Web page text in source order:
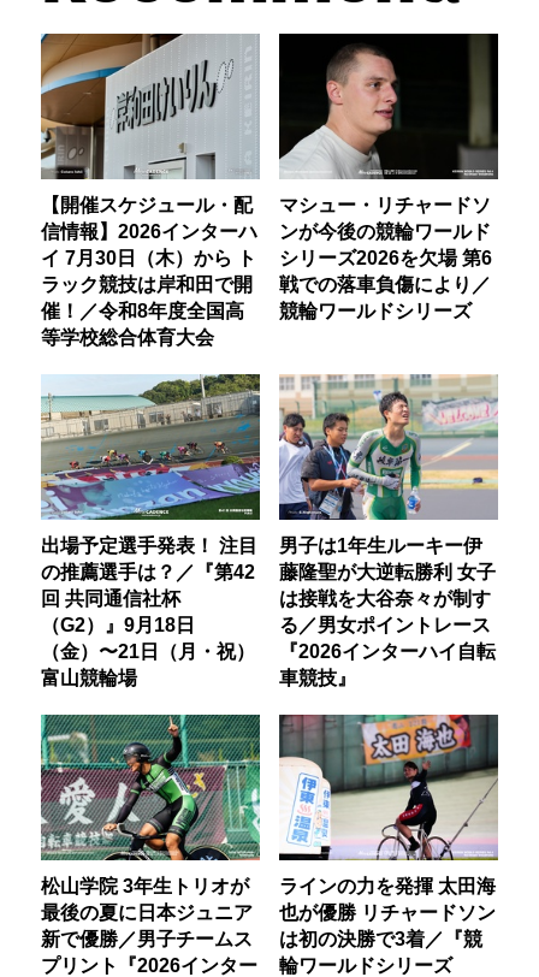
【開催スケジュール・配
信情報】2026インターハ
イ 7月30日（木）から ト
ラック競技は岸和田で開
催！／令和8年度全国高
等学校総合体育大会
マシュー・リチャードソ
ンが今後の競輪ワールド
シリーズ2026を欠場 第6
戦での落車負傷により／
競輪ワールドシリーズ
出場予定選手発表！ 注目
の推薦選手は？／『第42
回 共同通信社杯
（G2）』9月18日
（金）〜21日（月・祝）
富山競輪場
男子は1年生ルーキー伊
藤隆聖が大逆転勝利 女子
は接戦を大谷奈々が制す
る／男女ポイントレース
『2026インターハイ自転
車競技』
松山学院 3年生トリオが
最後の夏に日本ジュニア
新で優勝／男子チームス
プリント『2026インター
ラインの力を発揮 太田海
也が優勝 リチャードソン
は初の決勝で3着／『競
輪ワールドシリーズ